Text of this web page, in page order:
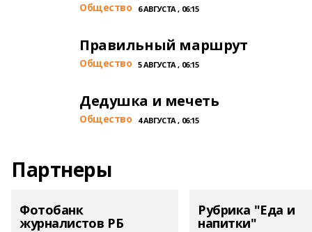
Общество 6 АВГУСТА , 06:15
Правильный маршрут
Общество 5 АВГУСТА , 06:15
Дедушка и мечеть
Общество 4 АВГУСТА , 06:15
Партнеры
Фотобанк
журналистов РБ
Рубрика "Еда и
напитки"